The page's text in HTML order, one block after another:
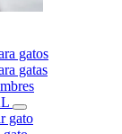
gatos
gatas
gato